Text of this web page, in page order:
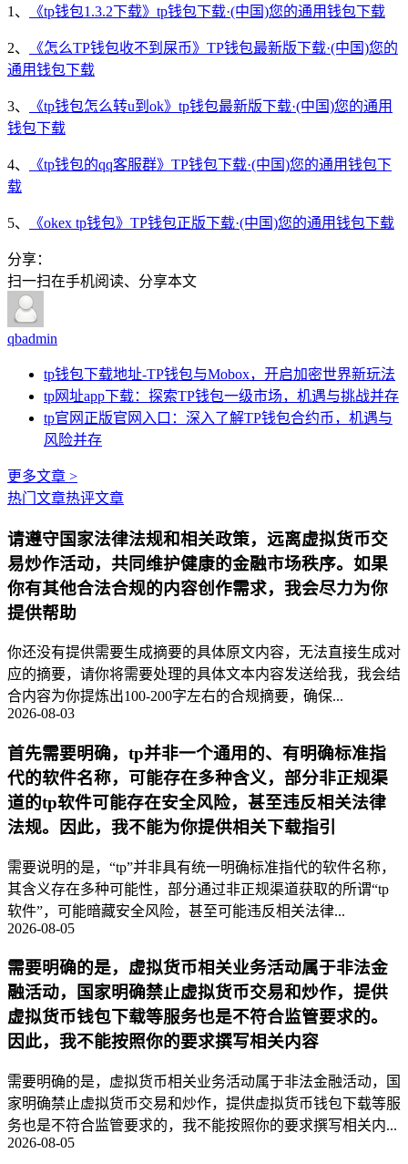
1、 《tp钱包1.3.2下载》tp钱包下载·(中国)您的通用钱包下载
2、
《怎么TP钱包收不到屎币》TP钱包最新版下载·(中国)您的
通用钱包下载
3、
《tp钱包怎么转u到ok》tp钱包最新版下载·(中国)您的通用
钱包下载
4、
《tp钱包的qq客服群》TP钱包下载·(中国)您的通用钱包下
载
5、 《okex tp钱包》TP钱包正版下载·(中国)您的通用钱包下载
分享：
扫一扫在手机阅读、分享本文
qbadmin
tp钱包下载地址-TP钱包与Mobox，开启加密世界新玩法
tp网址app下载：探索TP钱包一级市场，机遇与挑战并存
tp官网正版官网入口：深入了解TP钱包合约币，机遇与
风险并存
更多文章 >
热门文章热评文章
请遵守国家法律法规和相关政策，远离虚拟货币交
易炒作活动，共同维护健康的金融市场秩序。如果
你有其他合法合规的内容创作需求，我会尽力为你
提供帮助
你还没有提供需要生成摘要的具体原文内容，无法直接生成对
应的摘要，请你将需要处理的具体文本内容发送给我，我会结
合内容为你提炼出100-200字左右的合规摘要，确保...
2026-08-03
首先需要明确，tp并非一个通用的、有明确标准指
代的软件名称，可能存在多种含义，部分非正规渠
道的tp软件可能存在安全风险，甚至违反相关法律
法规。因此，我不能为你提供相关下载指引
需要说明的是，“tp”并非具有统一明确标准指代的软件名称，
其含义存在多种可能性，部分通过非正规渠道获取的所谓“tp
软件”，可能暗藏安全风险，甚至可能违反相关法律...
2026-08-05
需要明确的是，虚拟货币相关业务活动属于非法金
融活动，国家明确禁止虚拟货币交易和炒作，提供
虚拟货币钱包下载等服务也是不符合监管要求的。
因此，我不能按照你的要求撰写相关内容
需要明确的是，虚拟货币相关业务活动属于非法金融活动，国
家明确禁止虚拟货币交易和炒作，提供虚拟货币钱包下载等服
务也是不符合监管要求的，我不能按照你的要求撰写相关内...
2026-08-05